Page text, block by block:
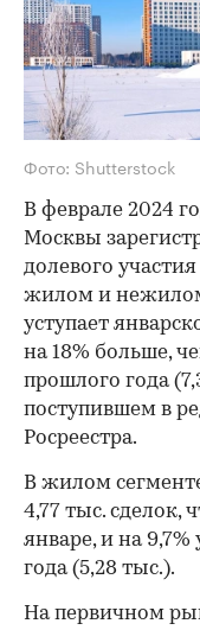
Фото: Shutterstock
В феврале 2024
Москвы
долевого
жилом и нежилом
уступает
на 18% больше,
прошлого года
поступившем в
Росреестра.
В жилом
4,77 тыс. сделок,
январе, и на
года (5,28 тыс.).
На первичном